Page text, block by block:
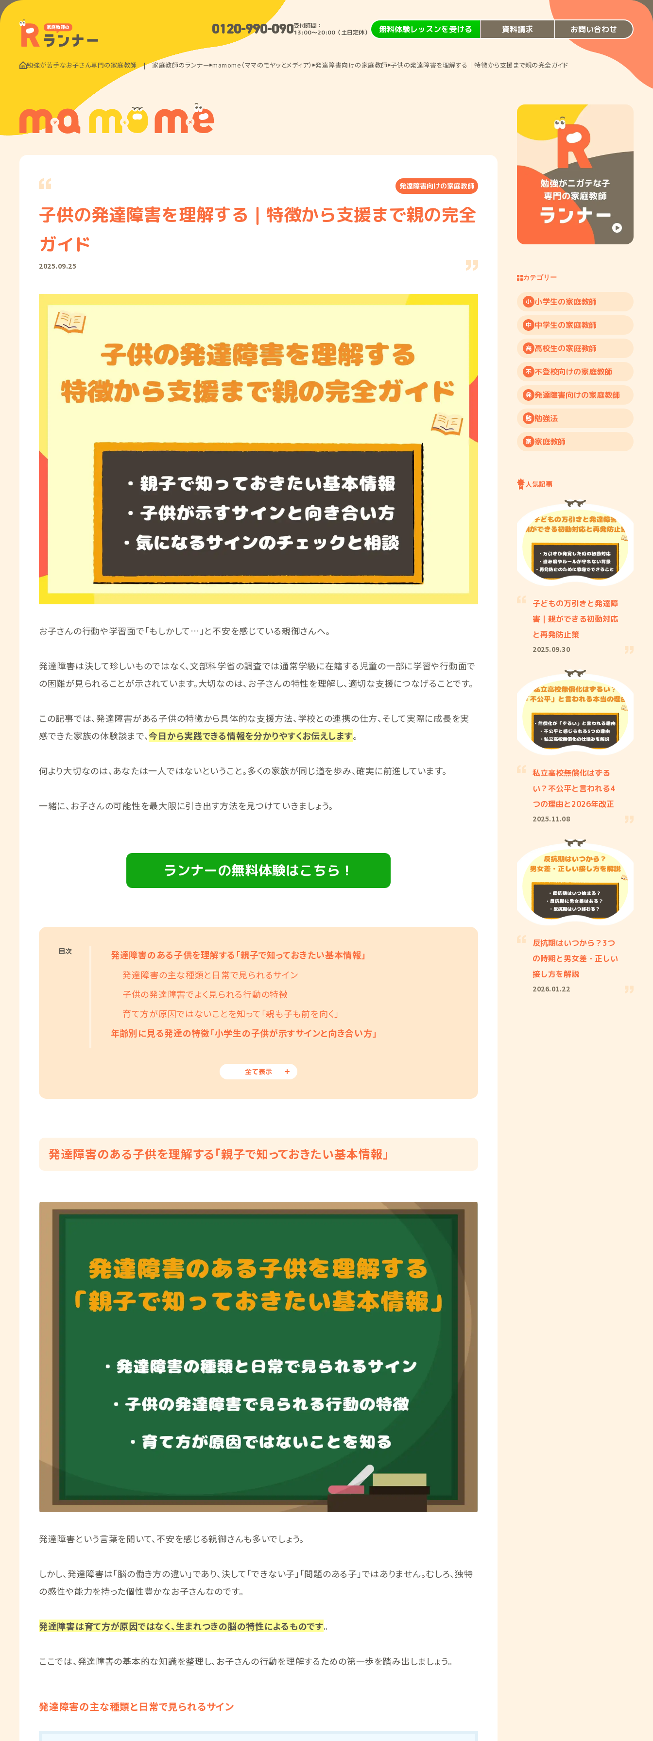
0120-990-090受付時間：
13:00〜20:00（土日定休）
無料体験レッスンを受ける 資料請求 お問い合わせ
勉強が苦手なお子さん専門の家庭教師 | 家庭教師のランナー mamome（ママのモヤッとメディア） 発達障害向けの家庭教師 子供の発達障害を理解する｜特徴から支援まで親の完全ガイド
発達障害向けの家庭教師
子供の発達障害を理解する｜特徴から支援まで親の完全
ガイド
2025.09.25
お子さんの行動や学習面で「もしかして…」と不安を感じている親御さんへ。
発達障害は決して珍しいものではなく、文部科学省の調査では通常学級に在籍する児童の一部に学習や行動面で
の困難が見られることが示されています。大切なのは、お子さんの特性を理解し、適切な支援につなげることです。
この記事では、発達障害がある子供の特徴から具体的な支援方法、学校との連携の仕方、そして実際に成長を実
感できた家族の体験談まで、今日から実践できる情報を分かりやすくお伝えします。
何より大切なのは、あなたは一人ではないということ。多くの家族が同じ道を歩み、確実に前進しています。
一緒に、お子さんの可能性を最大限に引き出す方法を見つけていきましょう。
ランナーの無料体験はこちら！
目次
発達障害のある子供を理解する「親子で知っておきたい基本情報」
発達障害の主な種類と日常で見られるサイン
子供の発達障害でよく見られる行動の特徴
育て方が原因ではないことを知って「親も子も前を向く」
年齢別に見る発達の特徴「小学生の子供が示すサインと向き合い方」
全て表示
発達障害のある子供を理解する「親子で知っておきたい基本情報」
発達障害という言葉を聞いて、不安を感じる親御さんも多いでしょう。
しかし、発達障害は「脳の働き方の違い」であり、決して「できない子」「問題のある子」ではありません。むしろ、独特
の感性や能力を持った個性豊かなお子さんなのです。
発達障害は育て方が原因ではなく、生まれつきの脳の特性によるものです。
ここでは、発達障害の基本的な知識を整理し、お子さんの行動を理解するための第一歩を踏み出しましょう。
発達障害の主な種類と日常で見られるサイン
カテゴリー
小 小学生の家庭教師
中 中学生の家庭教師
高 高校生の家庭教師
不 不登校向けの家庭教師
発 発達障害向けの家庭教師
勉 勉強法
家 家庭教師
人気記事
子どもの万引きと発達障
害｜親ができる初動対応
と再発防止策
2025.09.30
私立高校無償化はずる
い？不公平と言われる4
つの理由と2026年改正
2025.11.08
反抗期はいつから？3つ
の時期と男女差・正しい
接し方を解説
2026.01.22